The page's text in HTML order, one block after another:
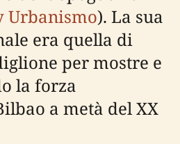
Urbanismo). La sua
era quella di
per mostre e
la forza
a metà del XX